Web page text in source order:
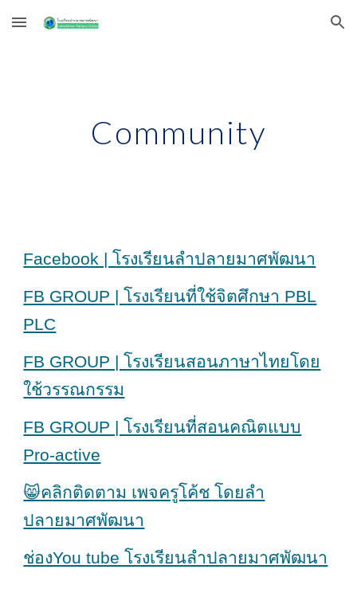
Skip to main content Skip to navigation
Community
Facebook | โรงเรียนลำปลายมาศพัฒนา
FB GROUP | โรงเรียนที่ใช้จิตศึกษา PBL
PLC
FB GROUP | โรงเรียนสอนภาษาไทยโดย
ใช้วรรณกรรม
FB GROUP | โรงเรียนที่สอนคณิตแบบ
Pro-active
😸คลิกติดตาม เพจครูโค้ช โดยลำ
ปลายมาศพัฒนา
ช่องYou tube โรงเรียนลำปลายมาศพัฒนา